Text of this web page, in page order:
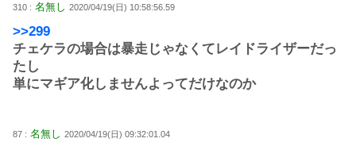
310 : 名無し 2020/04/19(日) 10:58:56.59
>>299
チェケラの場合は暴走じゃなくてレイドライザーだっ
たし
単にマギア化しませんよってだけなのか
87 : 名無し 2020/04/19(日) 09:32:01.04